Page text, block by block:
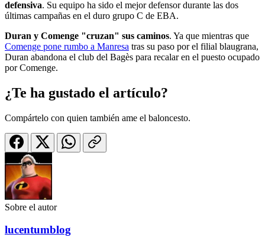
defensiva. Su equipo ha sido el mejor defensor durante las dos
últimas campañas en el duro grupo C de EBA.
Duran y Comenge "cruzan" sus caminos. Ya que mientras que
Comenge pone rumbo a Manresa tras su paso por el filial blaugrana,
Duran abandona el club del Bagès para recalar en el puesto ocupado
por Comenge.
¿Te ha gustado el artículo?
Compártelo con quien también ame el baloncesto.
Sobre el autor
lucentumblog